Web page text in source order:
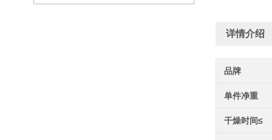
详情介绍
品牌
单件净重
干燥时间≤